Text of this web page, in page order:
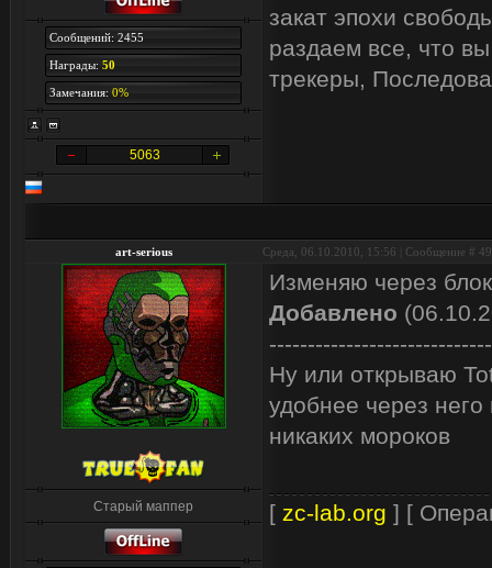
Сообщений: 2455
Награды: 50
Замечания: 0%
5063
закат эпохи
раздаем все, что
трекеры,
art-serious Среда, 06.10.2010, 15:56 | Сообщение # 49
Старый маппер
Изменяю через
Добавлено
Ну или открываю
удобнее через него
никаких мороков
[ zc-lab.org ] [